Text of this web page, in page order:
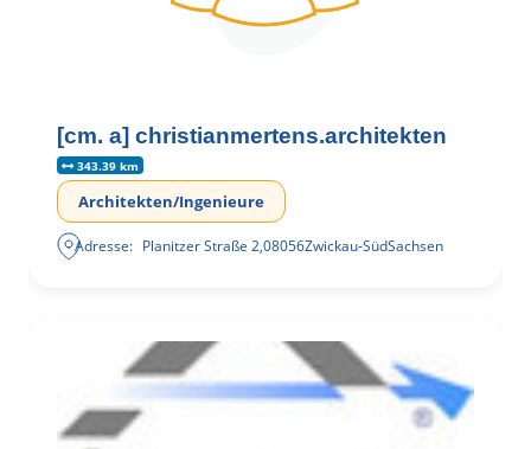
[cm. a] christianmertens.architekten
343.39 km
Architekten/Ingenieure
Adresse: Planitzer Straße 2,08056Zwickau-SüdSachsen